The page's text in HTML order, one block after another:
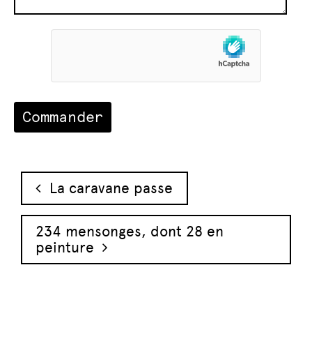
Navigation des articles
La caravane passe
234 mensonges, dont 28 en
peinture